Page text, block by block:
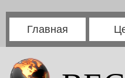
Главная